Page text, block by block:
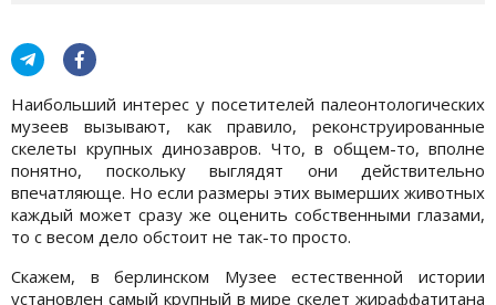
Наибольший интерес у посетителей палеонтологических
музеев вызывают, как правило, реконструированные
скелеты крупных динозавров. Что, в общем-то, вполне
понятно, поскольку выглядят они действительно
впечатляюще. Но если размеры этих вымерших животных
каждый может сразу же оценить собственными глазами,
то с весом дело обстоит не так-то просто.
Скажем, в берлинском Музее естественной истории
установлен самый крупный в мире скелет жираффатитана